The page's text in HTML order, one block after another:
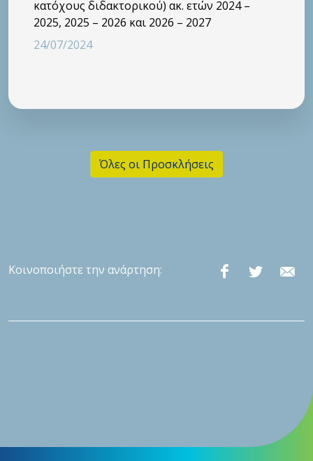
κατόχους διδακτορικού) ακ. ετών 2024 –
2025, 2025 – 2026 και 2026 – 2027
24/07/2024
Όλες οι Προσκλήσεις
Κοινοποιήστε την ανάρτηση: